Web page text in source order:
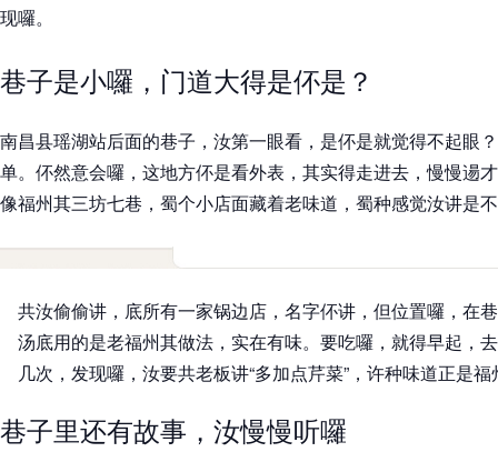
现囉。
巷子是小囉，门道大得是伓是？
南昌县瑶湖站后面的巷子，汝第一眼看，是伓是就觉得不起眼
单。伓然意会囉，这地方伓是看外表，其实得走进去，慢慢逿
像福州其三坊七巷，蜀个小店面藏着老味道，蜀种感觉汝讲是
共汝偷偷讲，底所有一家锅边店，名字伓讲，但位置囉，在
汤底用的是老福州其做法，实在有味。要吃囉，就得早起，
几次，发现囉，汝要共老板讲“多加点芹菜”，许种味道正是福
巷子里还有故事，汝慢慢听囉